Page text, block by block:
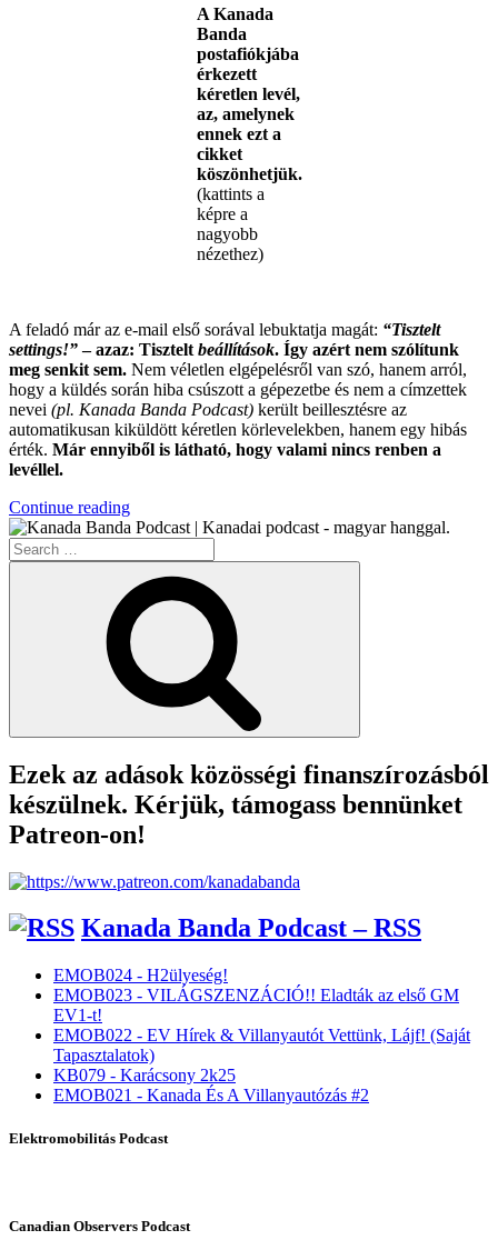
A Kanada
Banda
postafiókjába
érkezett
kéretlen levél,
az, amelynek
ennek ezt a
cikket
köszönhetjük.
(kattints a
képre a
nagyobb
nézethez)
A feladó már az e-mail első sorával lebuktatja magát: “Tisztelt
settings!”– azaz: Tisztelt beállítások. Így azért nem szólítunk
meg senkit sem. Nem véletlen elgépelésről van szó, hanem arról,
hogy a küldés során hiba csúszott a gépezetbe és nem a címzettek
nevei (pl. Kanada Banda Podcast) került beillesztésre az
automatikusan kiküldött kéretlen körlevelekben, hanem egy hibás
érték. Már ennyiből is látható, hogy valami nincs renben a
levéllel.
Continue reading“Az
Év
Kéretlen
Levele”
Search
for:
Ezek az adások közösségi finanszírozásból
készülnek. Kérjük, támogass bennünket
Patreon-on!
Kanada Banda Podcast – RSS
EMOB024 - H2ülyeség!
EMOB023 - VILÁGSZENZÁCIÓ!! Eladták az első GM
EV1-t!
EMOB022 - EV Hírek & Villanyautót Vettünk, Lájf! (Saját
Tapasztalatok)
KB079 - Karácsony 2k25
EMOB021 - Kanada És A Villanyautózás #2
Elektromobilitás Podcast
Canadian Observers Podcast